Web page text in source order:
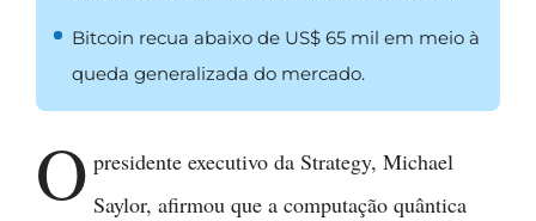
Bitcoin recua abaixo de US$ 65 mil em meio à
queda generalizada do mercado.
O presidente executivo da Strategy, Michael
Saylor, afirmou que a computação quântica